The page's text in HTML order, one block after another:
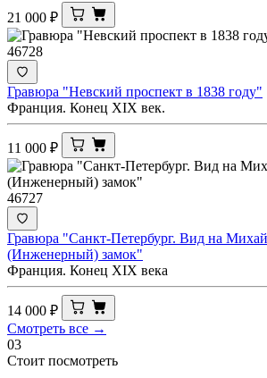
21 000 ₽
46728
Гравюра "Невский проспект в 1838 году"
Франция. Конец XIX век.
11 000 ₽
46727
Гравюра "Санкт-Петербург. Вид на
(Инженерный) замок"
Франция. Конец ХIХ века
14 000 ₽
Смотреть все →
03
Стоит посмотреть